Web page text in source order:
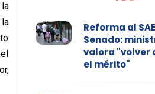
Reforma al
Senado:
valora "volver
el mérito"